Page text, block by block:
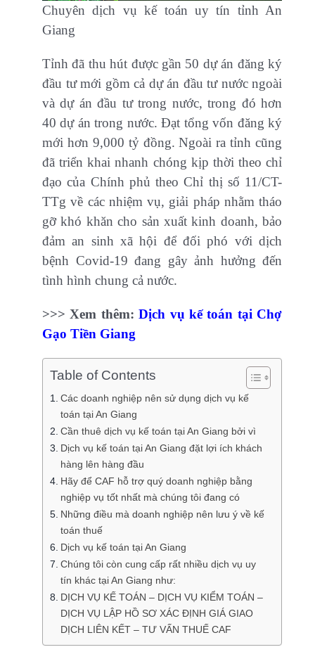
Chuyên dịch vụ kế toán uy tín tỉnh An
Giang
Tỉnh đã thu hút được gần 50 dự án đăng ký
đầu tư mới gồm cả dự án đầu tư nước ngoài
và dự án đầu tư trong nước, trong đó hơn
40 dự án trong nước. Đạt tổng vốn đăng ký
mới hơn 9,000 tỷ đồng. Ngoài ra tỉnh cũng
đã triển khai nhanh chóng kịp thời theo chỉ
đạo của Chính phủ theo Chỉ thị số 11/CT-
TTg về các nhiệm vụ, giải pháp nhằm tháo
gỡ khó khăn cho sản xuất kinh doanh, bảo
đảm an sinh xã hội để đối phó với dịch
bệnh Covid-19 đang gây ảnh hưởng đến
tình hình chung cả nước.
>>> Xem thêm: Dịch vụ kế toán tại Chợ
Gạo Tiền Giang
Table of Contents
Các doanh nghiệp nên sử dụng dịch vụ kế
toán tại An Giang
Cần thuê dịch vụ kế toán tại An Giang bởi vì
Dịch vụ kế toán tại An Giang đặt lợi ích khách
hàng lên hàng đầu
Hãy để CAF hỗ trợ quý doanh nghiệp bằng
nghiệp vụ tốt nhất mà chúng tôi đang có
Những điều mà doanh nghiệp nên lưu ý về kế
toán thuế
Dịch vụ kế toán tại An Giang
Chúng tôi còn cung cấp rất nhiều dịch vụ uy
tín khác tại An Giang như:
DỊCH VỤ KẾ TOÁN – DỊCH VỤ KIỂM TOÁN –
DỊCH VỤ LẬP HỒ SƠ XÁC ĐỊNH GIÁ GIAO
DỊCH LIÊN KẾT – TƯ VẤN THUẾ CAF